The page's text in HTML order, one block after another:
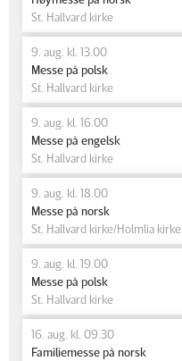
St. Hallvard kirke
9. aug. kl. 13.00
Messe på polsk
St. Hallvard kirke
9. aug. kl. 16.00
Messe på engelsk
St. Hallvard kirke
9. aug. kl. 18.00
Messe på norsk
St. Hallvard kirke/Holmlia kirke
9. aug. kl. 19.00
Messe på polsk
St. Hallvard kirke
16. aug. kl. 09.30
Familiemesse på norsk